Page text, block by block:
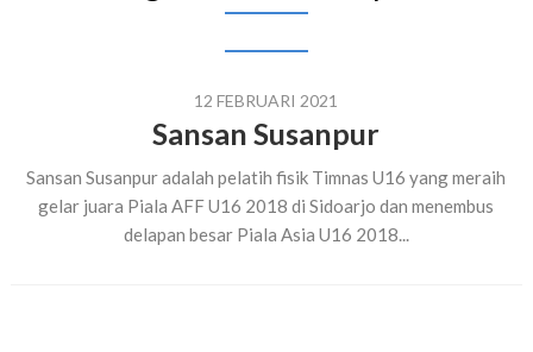
12 FEBRUARI 2021
Sansan Susanpur
Sansan Susanpur adalah pelatih fisik Timnas U16 yang meraih
gelar juara Piala AFF U16 2018 di Sidoarjo dan menembus
delapan besar Piala Asia U16 2018...